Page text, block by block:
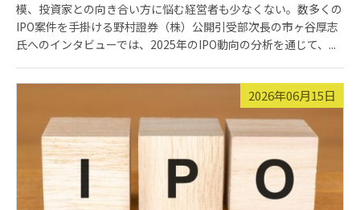
模、投資家との向き合い方に悩む経営者も少なくない。数多くの
IPO案件を手掛ける野村證券（株）公開引受部次長の市ヶ谷厚志
氏へのインタビューでは、2025年のIPO動向の分析を通じて、...
2026年06月15日